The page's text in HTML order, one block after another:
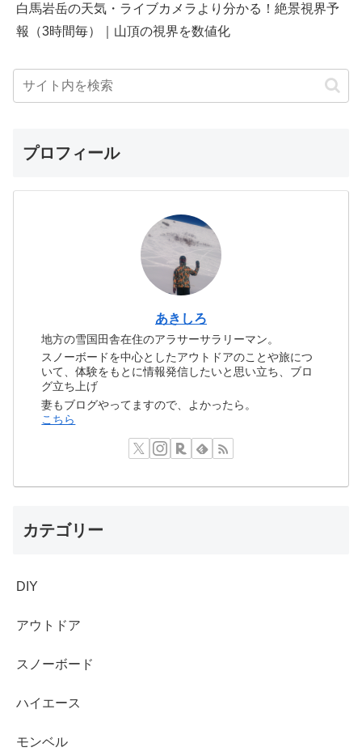
白馬岩岳の天気・ライブカメラより分かる！絶景視界予
報（3時間毎）｜山頂の視界を数値化
プロフィール
あきしろ
地方の雪国田舎在住のアラサーサラリーマン。
スノーボードを中心としたアウトドアのことや旅につ
いて、体験をもとに情報発信したいと思い立ち、ブロ
グ立ち上げ
妻もブログやってますので、よかったら。
こちら
カテゴリー
DIY
アウトドア
スノーボード
ハイエース
モンベル